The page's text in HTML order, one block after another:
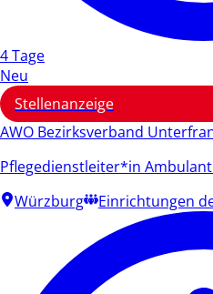
4 Tage
Neu
Stellenanzeige
AWO Bezirksverband
Pflegedienstleiter*in
Würzburg
Einrichtungen